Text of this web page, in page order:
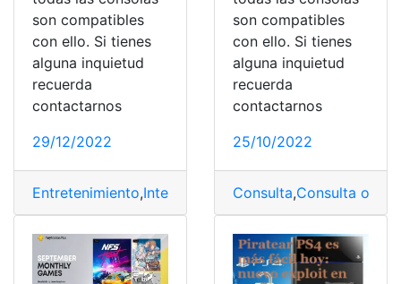
son compatibles
con ello. Si tienes
alguna inquietud
recuerda
contactarnos
29/12/2022
Entretenimiento,Internacionales,Ps4
son compatibles
con ello. Si tienes
alguna inquietud
recuerda
contactarnos
25/10/2022
Consulta,Consulta online